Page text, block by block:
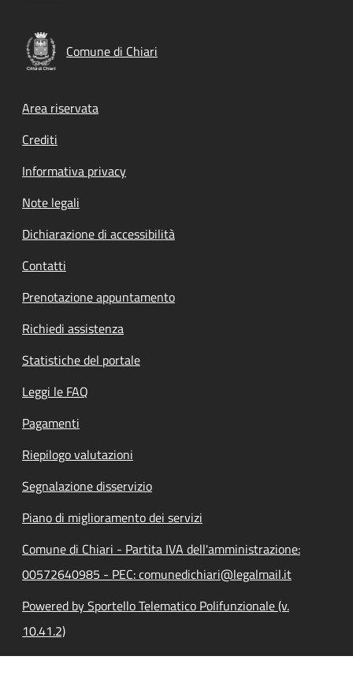
Comune di Chiari
Footer menu
Area riservata
Crediti
Informativa privacy
Note legali
Dichiarazione di accessibilità
Contatti
Prenotazione appuntamento
Richiedi assistenza
Statistiche del portale
Leggi le FAQ
Pagamenti
Riepilogo valutazioni
Segnalazione disservizio
Piano di miglioramento dei servizi
Comune di Chiari - Partita IVA dell'amministrazione:
00572640985 - PEC: comunedichiari@legalmail.it
Powered by Sportello Telematico Polifunzionale (v.
10.41.2)